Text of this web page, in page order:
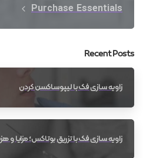
Purchase Essentials
Recent Posts
زاویه سازی فک با لیپوساکشن گردن
زاویه سازی فک با تزریق بوتاکس؛ مزایا و